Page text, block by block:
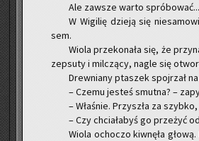
Ale za­wsze warto spró­bo­wać...
W Wi­gi­lię dzie­ją się
sem.
Wiola prze­ko­na­ła się, że
ze­psu­ty i mil­czą­cy, nagle się
Drew­nia­ny pta­szek spoj­rzał
– Czemu je­steś smut­na? –
– Wła­śnie. Przy­szła za
– Czy chcia­ła­byś go prze­żyć
Wiola ocho­czo kiw­nę­ła